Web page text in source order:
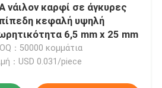
νάιλον καρφί σε άγκυρες
κεφαλή υψηλή
6,5 mm x 25 mm
：50000 κομμάτια
：USD 0.031/piece